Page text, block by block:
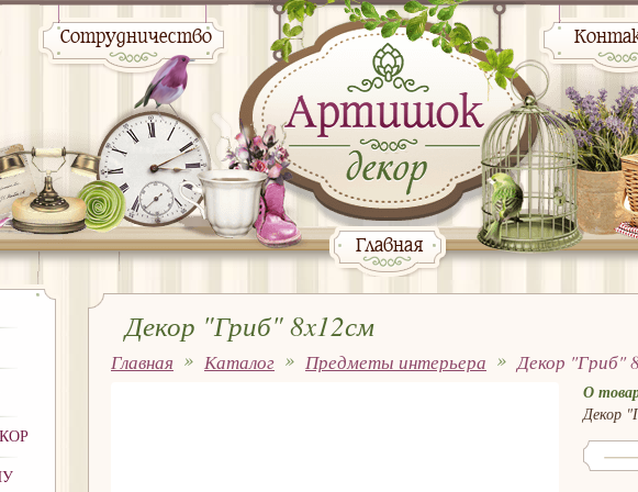
Сотрудничество
Главная
Декор "Гриб" 8x12см
Главная Каталог Предметы интерьера Декор "Гриб"
О
Декор